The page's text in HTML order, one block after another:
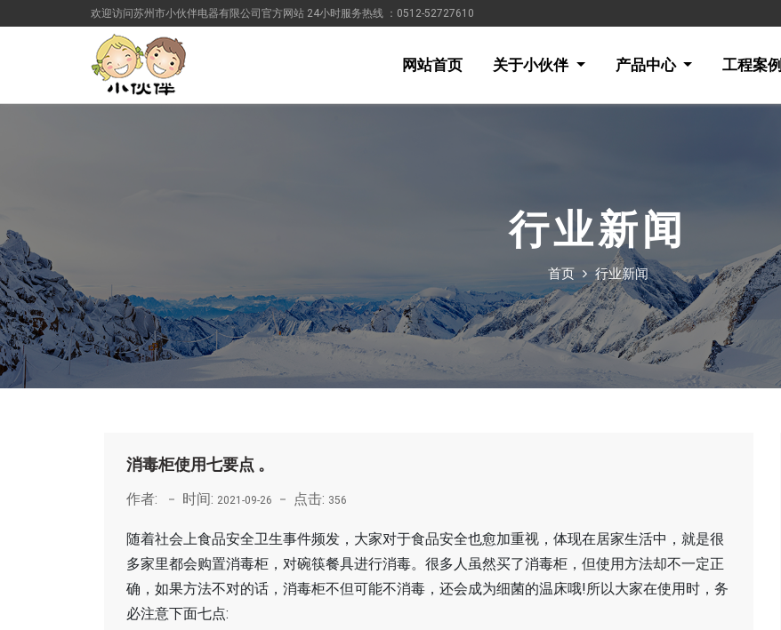
欢迎访问苏州市小伙伴电器有限公司官方网站 24小时服务热线 ：0512-52727610
网站首页 关于小伙伴 产品中心 工程案例
行业新闻
首页 行业新闻
消毒柜使用七要点 。
作者: 时间: 2021-09-26 点击: 356
随着社会上食品安全卫生事件频发，大家对于食品安全也愈加重视，体现在居家生活中，就是很
多家里都会购置消毒柜，对碗筷餐具进行消毒。很多人虽然买了消毒柜，但使用方法却不一定正
确，如果方法不对的话，消毒柜不但可能不消毒，还会成为细菌的温床哦!所以大家在使用时，务
必注意下面七点: